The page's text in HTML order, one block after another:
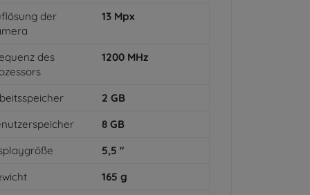
der
13 Mpx
des
1200 MHz
2 GB
8 GB
5,5 "
165 g